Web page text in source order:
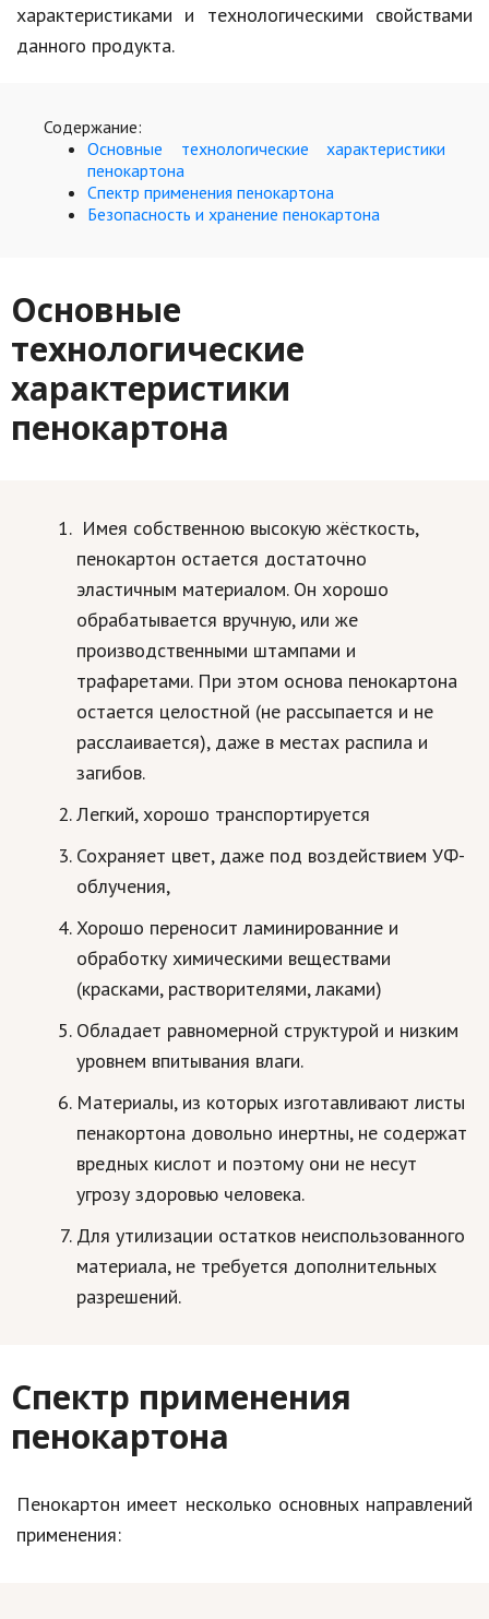
Обзоры
Hi-Tech. Интернет
Авто, мото
Спорт и фитнес
Психология и отношения
Творчество и рукоделие
Животные
Еда и напитки
Праздники и подарки
Кинематограф
Домашние животные
Семья и дети
Путешествия
Строительство
Культура и общество
Мода и стиль
Бизнес
Хобби и развлечения
Финансы
Юриспруденция
Природа
Образование
Наука и технологии
характеристиками и технологическими свойствами
данного продукта.
Содержание:
Основные технологические характеристики
пенокартона
Спектр применения пенокартона
Безопасность и хранение пенокартона
Основные
технологические
характеристики
пенокартона
Имея собственною высокую жёсткость,
пенокартон остается достаточно
эластичным материалом. Он хорошо
обрабатывается вручную, или же
производственными штампами и
трафаретами. При этом основа пенокартона
остается целостной (не рассыпается и не
расслаивается), даже в местах распила и
загибов.
Легкий, хорошо транспортируется
Сохраняет цвет, даже под воздействием УФ-
облучения,
Хорошо переносит ламинированние и
обработку химическими веществами
(красками, растворителями, лаками)
Обладает равномерной структурой и низким
уровнем впитывания влаги.
Материалы, из которых изготавливают листы
пенакортона довольно инертны, не содержат
вредных кислот и поэтому они не несут
угрозу здоровью человека.
Для утилизации остатков неиспользованного
материала, не требуется дополнительных
разрешений.
Спектр применения
пенокартона
Пенокартон имеет несколько основных направлений
применения: